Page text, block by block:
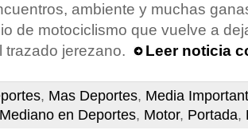
ambiente y muchas
de motociclismo que vuelve a
trazado jerezano.
Leer noticia
, Mas Deportes, Media
Mediano en Deportes, Motor, Portada,